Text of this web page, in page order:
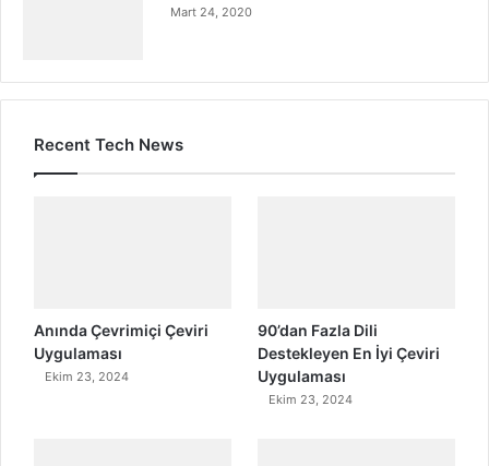
Mart 24, 2020
Recent Tech News
Anında Çevrimiçi Çeviri
Uygulaması
Ekim 23, 2024
90’dan Fazla Dili
Destekleyen En İyi Çeviri
Uygulaması
Ekim 23, 2024